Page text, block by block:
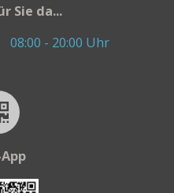
Sie da...
08:00 - 20:00 Uhr